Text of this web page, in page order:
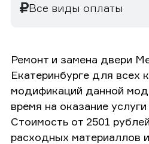
Все виды оплаты
Ремонт и замена двери
Екатеринбурге для всех
модификаций данной
время на оказание
Стоимость от 2501
расходных материаллов